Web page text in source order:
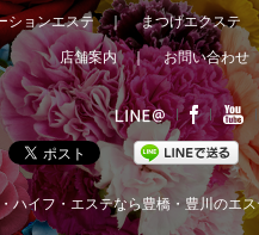
ションエステ｜まつげエクステ
店舗案内｜お問い合わせ
ハイフ・エステなら豊橋・豊川のエ